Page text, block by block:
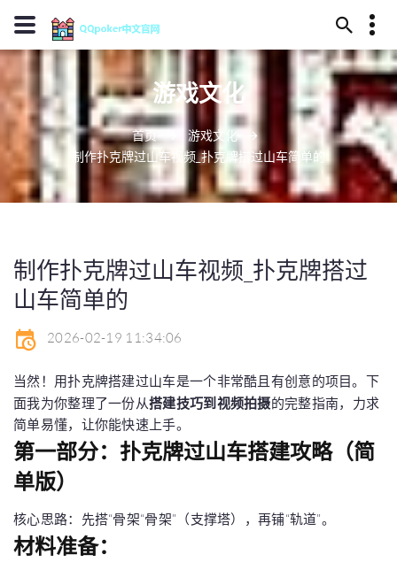
13594780433
福鼎市部镰之域150号
j9julebu@j909.vip
游戏文化
首页
游戏文化
制作扑克牌过山车视频_扑克牌搭过山车简单的
制作扑克牌过山车视频_扑克牌搭过
山车简单的
2026-02-19 11:34:06
当然！用扑克牌搭建过山车是一个非常酷且有创意的项目。下
面我为你整理了一份从搭建技巧到视频拍摄的完整指南，力求
简单易懂，让你能快速上手。
第一部分：扑克牌过山车搭建攻略（简
单版）
核心思路：先搭“骨架“骨架”（支撑塔），再铺“轨道”。
材料准备：